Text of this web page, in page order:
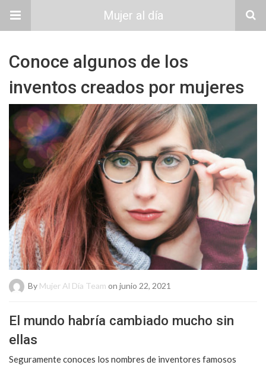
Mujer al día
Conoce algunos de los
inventos creados por mujeres
By Mujer Al Día Team on junio 22, 2021
El mundo habría cambiado mucho sin
ellas
Seguramente conoces los nombres de inventores famosos